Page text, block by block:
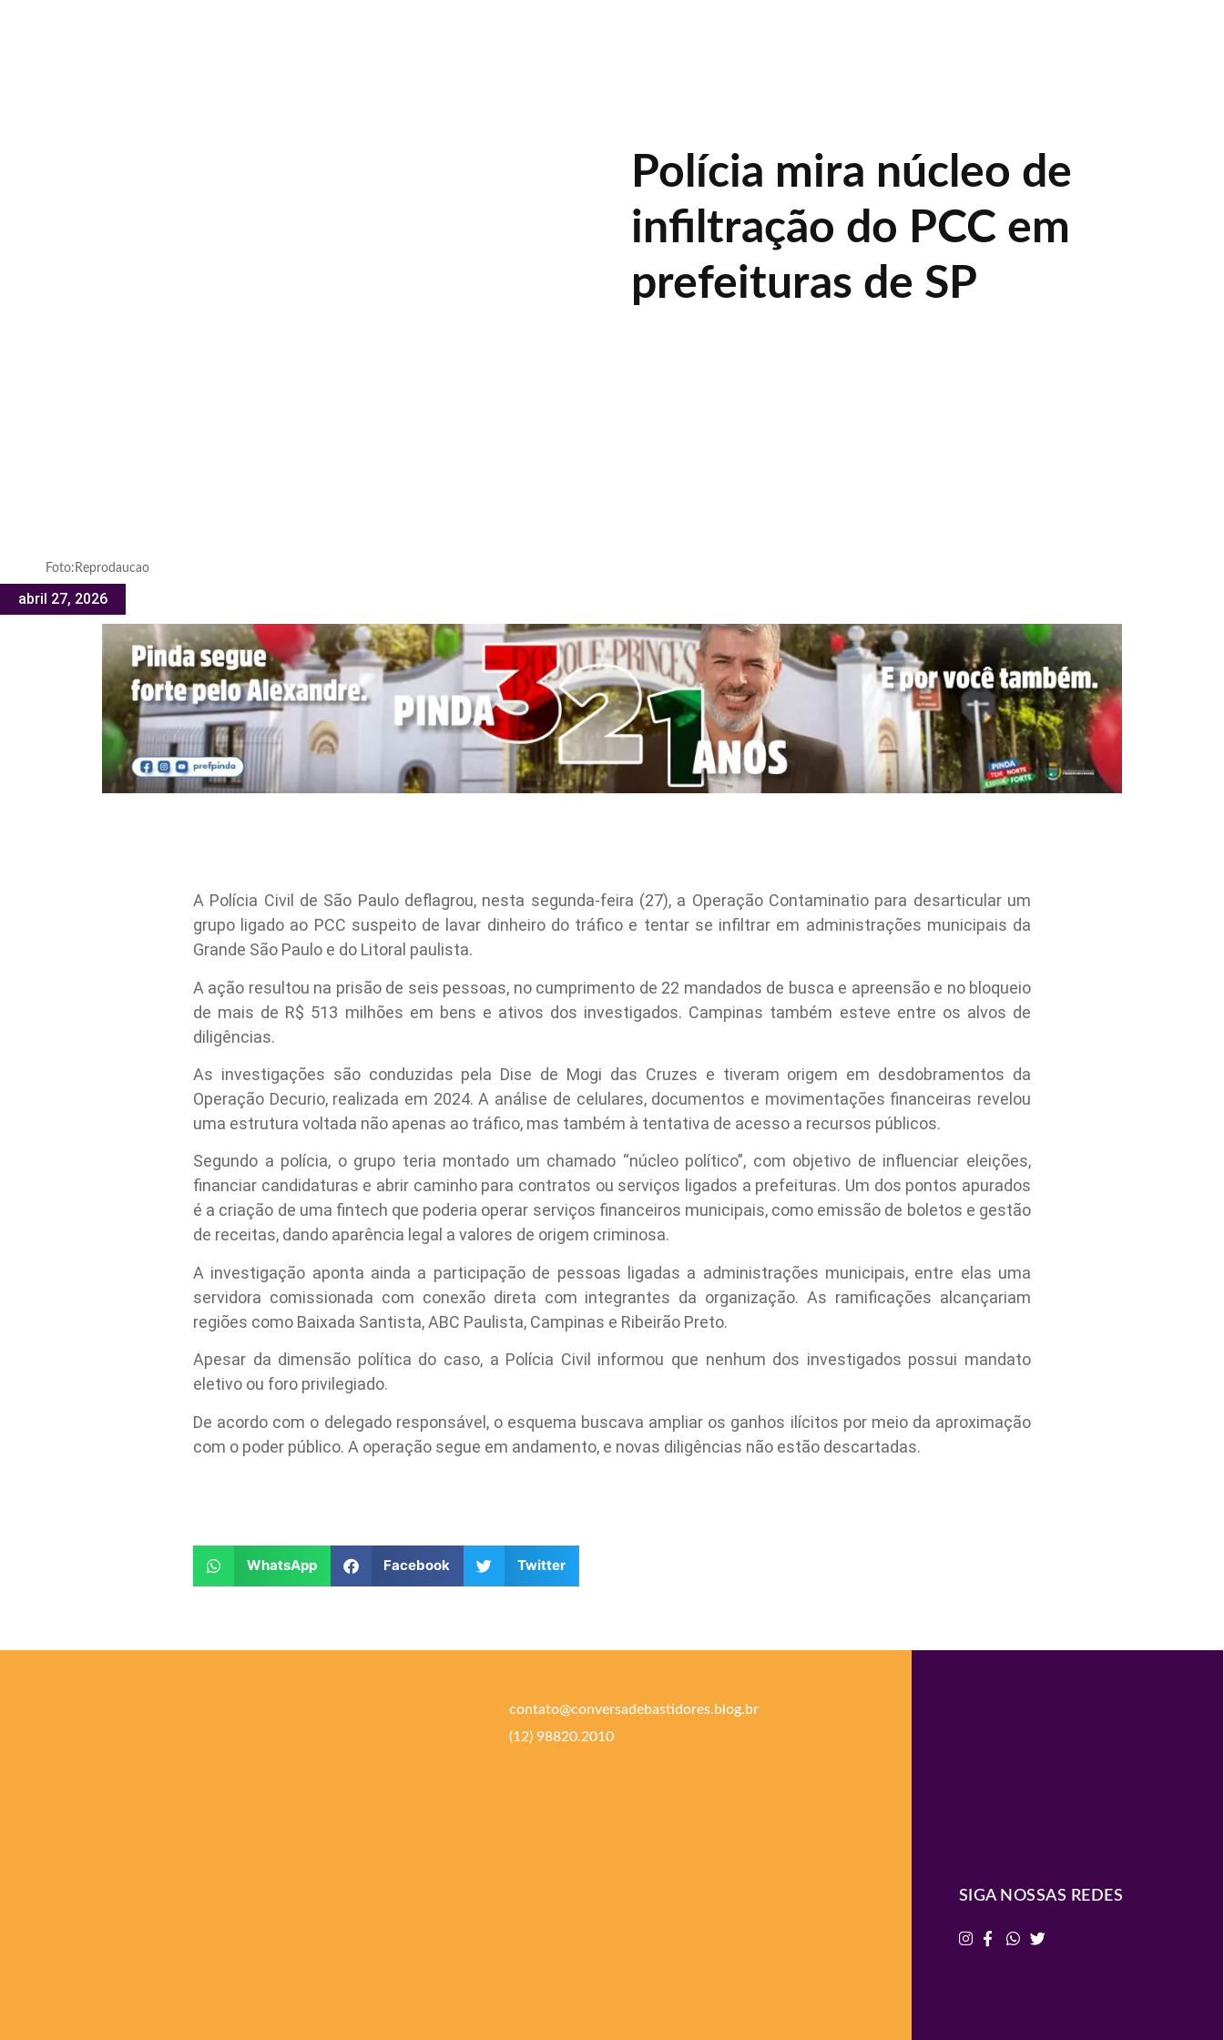
Foto:Reprodaucao
abril 27, 2026
Polícia mira núcleo de
infiltração do PCC em
prefeituras de SP
A Polícia Civil de São Paulo deflagrou, nesta segunda-feira (27), a Operação Contaminatio para desarticular um
grupo ligado ao PCC suspeito de lavar dinheiro do tráfico e tentar se infiltrar em administrações municipais da
Grande São Paulo e do Litoral paulista.
A ação resultou na prisão de seis pessoas, no cumprimento de 22 mandados de busca e apreensão e no bloqueio
de mais de R$ 513 milhões em bens e ativos dos investigados. Campinas também esteve entre os alvos de
diligências.
As investigações são conduzidas pela Dise de Mogi das Cruzes e tiveram origem em desdobramentos da
Operação Decurio, realizada em 2024. A análise de celulares, documentos e movimentações financeiras revelou
uma estrutura voltada não apenas ao tráfico, mas também à tentativa de acesso a recursos públicos.
Segundo a polícia, o grupo teria montado um chamado “núcleo político”, com objetivo de influenciar eleições,
financiar candidaturas e abrir caminho para contratos ou serviços ligados a prefeituras. Um dos pontos apurados
é a criação de uma fintech que poderia operar serviços financeiros municipais, como emissão de boletos e gestão
de receitas, dando aparência legal a valores de origem criminosa.
A investigação aponta ainda a participação de pessoas ligadas a administrações municipais, entre elas uma
servidora comissionada com conexão direta com integrantes da organização. As ramificações alcançariam
regiões como Baixada Santista, ABC Paulista, Campinas e Ribeirão Preto.
Apesar da dimensão política do caso, a Polícia Civil informou que nenhum dos investigados possui mandato
eletivo ou foro privilegiado.
De acordo com o delegado responsável, o esquema buscava ampliar os ganhos ilícitos por meio da aproximação
com o poder público. A operação segue em andamento, e novas diligências não estão descartadas.
WhatsApp Facebook Twitter
contato@conversadebastidores.blog.br
(12) 98820.2010
SIGA NOSSAS REDES